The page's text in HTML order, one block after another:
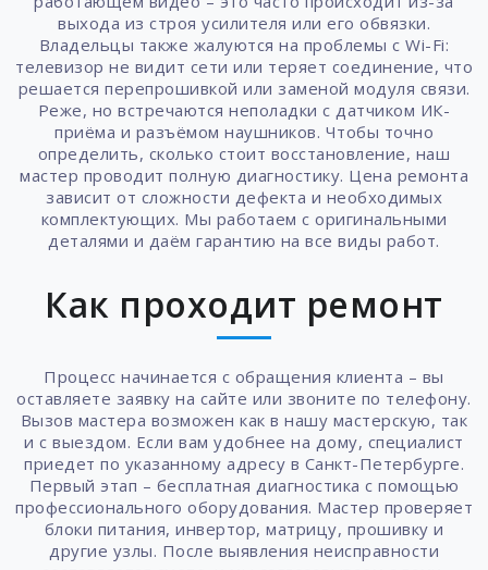
выхода из строя усилителя или его обвязки.
Владельцы также жалуются на проблемы с Wi-Fi:
телевизор не видит сети или теряет соединение, что
решается перепрошивкой или заменой модуля связи.
Реже, но встречаются неполадки с датчиком ИК-
приёма и разъёмом наушников. Чтобы точно
определить, сколько стоит восстановление, наш
мастер проводит полную диагностику. Цена ремонта
зависит от сложности дефекта и необходимых
комплектующих. Мы работаем с оригинальными
деталями и даём гарантию на все виды работ.
Как проходит ремонт
Процесс начинается с обращения клиента – вы
оставляете заявку на сайте или звоните по телефону.
Вызов мастера возможен как в нашу мастерскую, так
и с выездом. Если вам удобнее на дому, специалист
приедет по указанному адресу в Санкт-Петербурге.
Первый этап – бесплатная диагностика с помощью
профессионального оборудования. Мастер проверяет
блоки питания, инвертор, матрицу, прошивку и
другие узлы. После выявления неисправности